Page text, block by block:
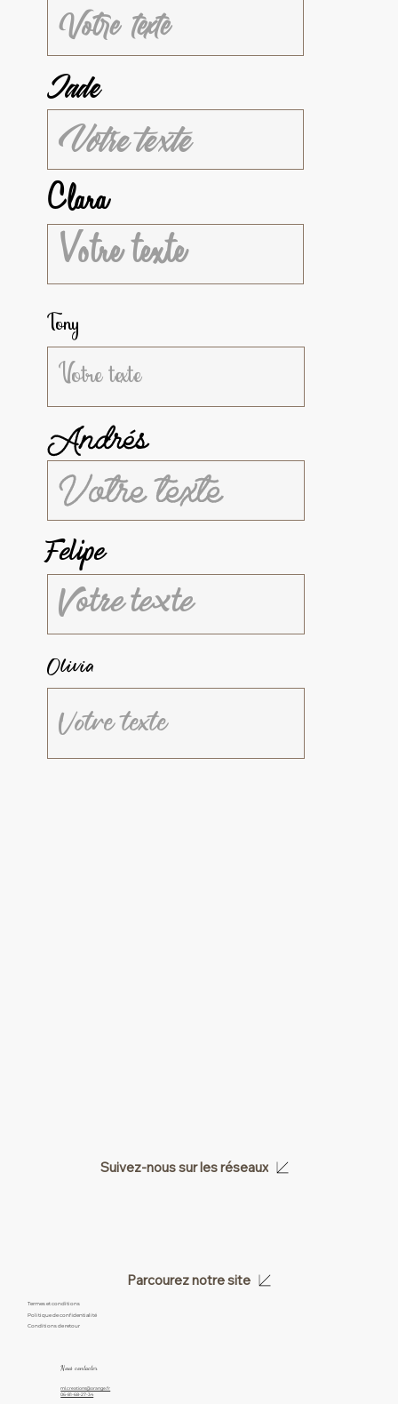
Jade
Clara
Tony
Andrés
Felipe
Olivia
Suivez-nous sur les réseaux
Parcourez notre site
Politique de confidentialité
Termes et conditions
Conditions de retour
ml.creations@orange.fr
06-81-68-27-34
Nous contacter